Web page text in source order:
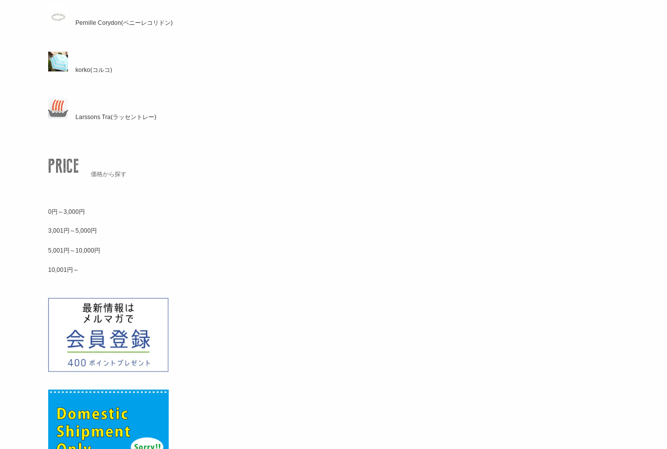
Pernille Corydon(ペニーレコリドン)
korko(コルコ)
Larssons Tra(ラッセントレー)
価格から探す
0円～3,000円
3,001円～5,000円
5,001円～10,000円
10,001円～